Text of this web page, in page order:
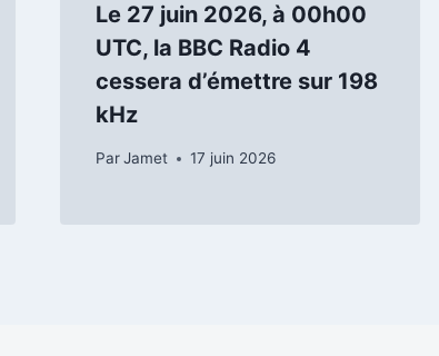
Le 27 juin 2026, à 00h00
UTC, la BBC Radio 4
cessera d’émettre sur 198
kHz
Par Jamet 17 juin 2026